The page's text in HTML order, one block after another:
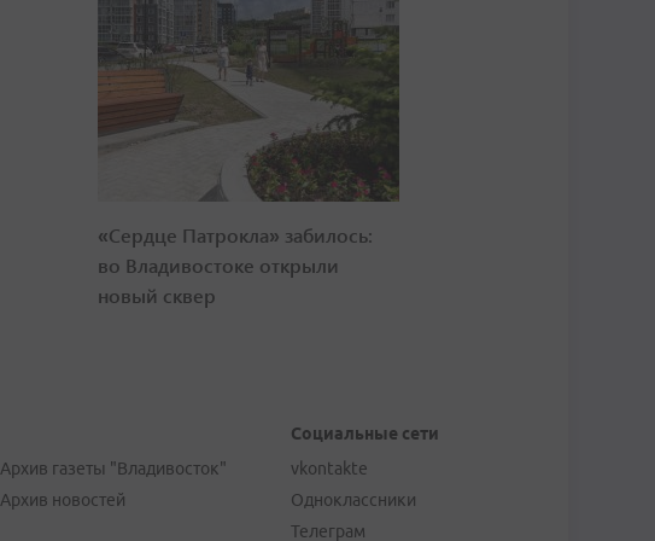
«Сердце Патрокла» забилось:
во Владивостоке открыли
новый сквер
Архив газеты "Владивосток"
Архив новостей
Социальные сети
vkontakte
Одноклассники
Телеграм